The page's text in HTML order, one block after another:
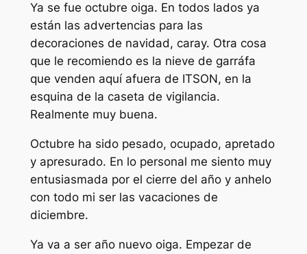
Ya se fue octubre oiga. En todos lados ya
están las advertencias para las
decoraciones de navidad, caray. Otra cosa
que le recomiendo es la nieve de garráfa
que venden aquí afuera de ITSON, en la
esquina de la caseta de vigilancia.
Realmente muy buena.
Octubre ha sido pesado, ocupado, apretado
y apresurado. En lo personal me siento muy
entusiasmada por el cierre del año y anhelo
con todo mi ser las vacaciones de
diciembre.
Ya va a ser año nuevo oiga. Empezar de